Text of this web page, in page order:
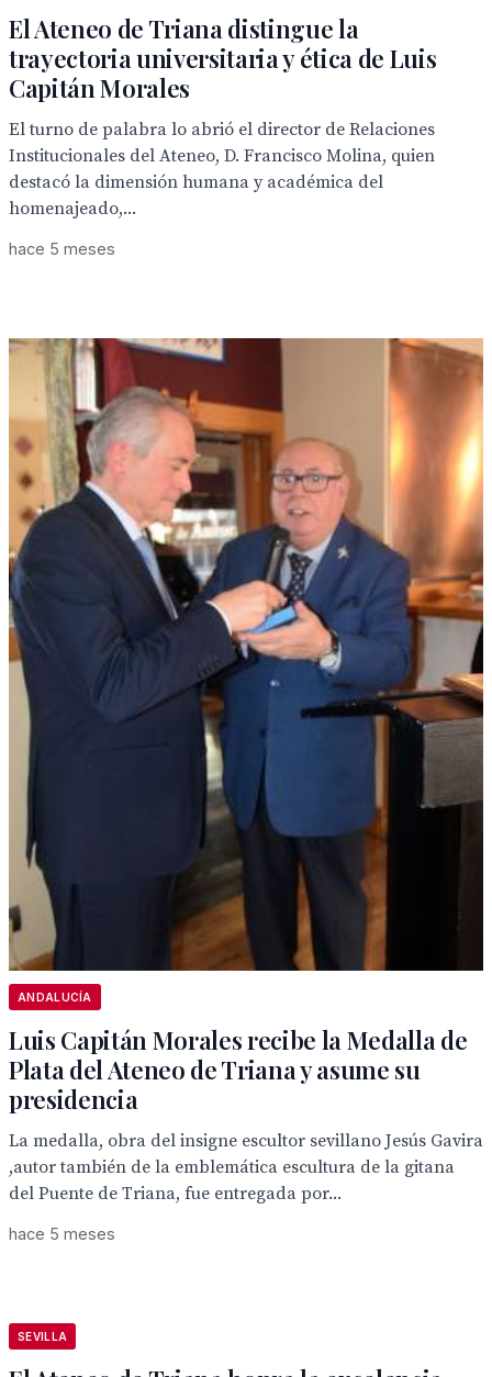
El Ateneo de Triana distingue la
trayectoria universitaria y ética de Luis
Capitán Morales
El turno de palabra lo abrió el director de Relaciones
Institucionales del Ateneo, D. Francisco Molina, quien
destacó la dimensión humana y académica del
homenajeado,...
hace 5 meses
ANDALUCÍA
Luis Capitán Morales recibe la Medalla de
Plata del Ateneo de Triana y asume su
presidencia
La medalla, obra del insigne escultor sevillano Jesús Gavira
,autor también de la emblemática escultura de la gitana
del Puente de Triana, fue entregada por...
hace 5 meses
SEVILLA